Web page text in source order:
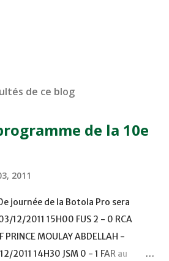
de ce blog
de la 10e
2011
journée de la Botola Pro sera
12/2011 15H00 FUS 2 - 0 RCA
PRINCE MOULAY ABDELLAH -
2011 14H30 JSM 0 - 1 FAR au